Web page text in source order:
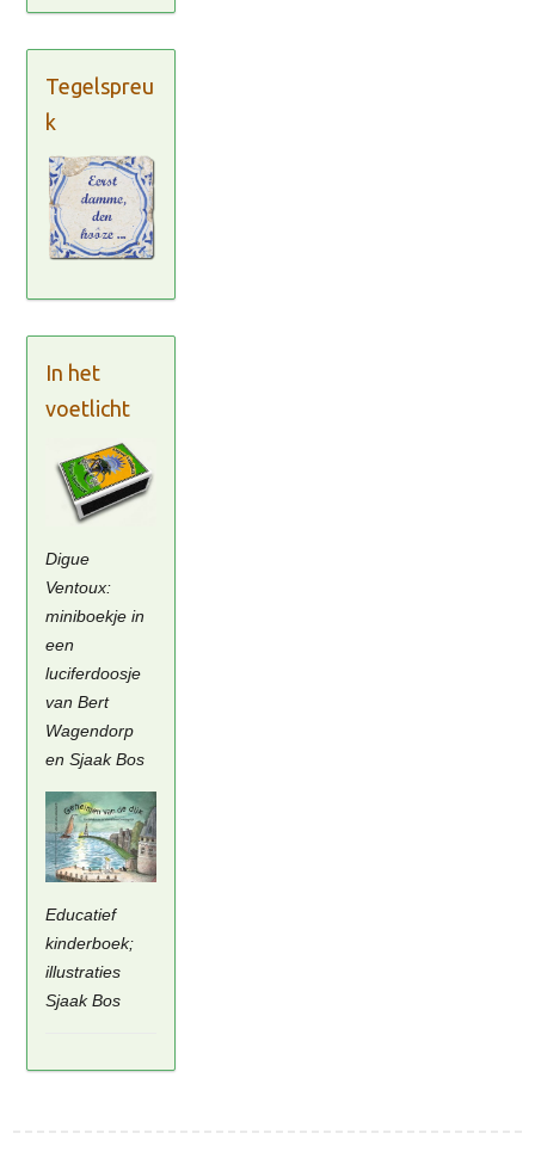
Tegelspreu
k
In het
voetlicht
Digue
Ventoux:
miniboekje in
een
luciferdoosje
van Bert
Wagendorp
en Sjaak Bos
Educatief
kinderboek;
illustraties
Sjaak Bos